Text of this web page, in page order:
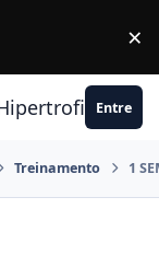
×
Entre
Treinamento 1